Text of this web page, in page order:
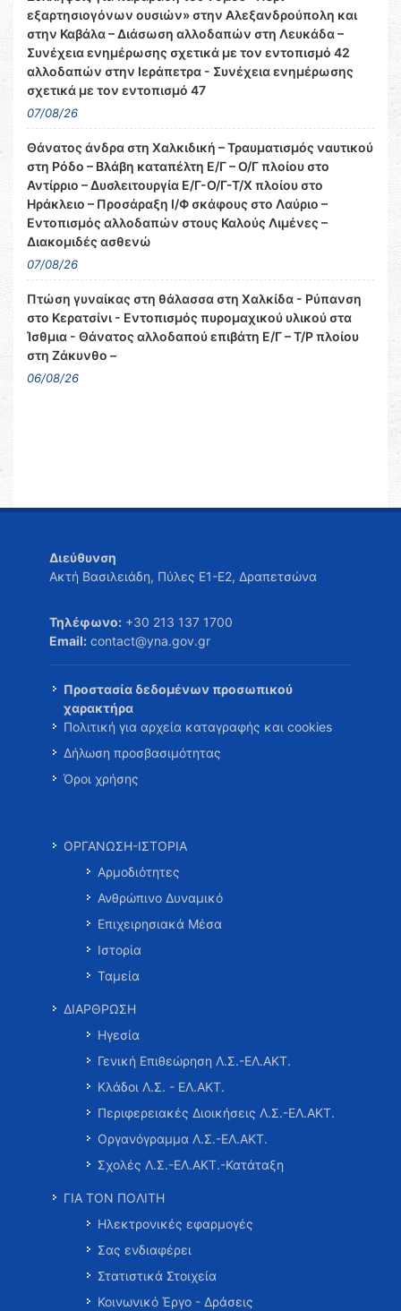
εξαρτησιογόνων ουσιών» στην Αλεξανδρούπολη και
στην Καβάλα – Διάσωση αλλοδαπών στη Λευκάδα –
Συνέχεια ενημέρωσης σχετικά με τον εντοπισμό 42
αλλοδαπών στην Ιεράπετρα - Συνέχεια ενημέρωσης
σχετικά με τον εντοπισμό 47
07/08/26
Θάνατος άνδρα στη Χαλκιδική – Τραυματισμός ναυτικού
στη Ρόδο – Βλάβη καταπέλτη Ε/Γ – Ο/Γ πλοίου στο
Αντίρριο – Δυσλειτουργία Ε/Γ-Ο/Γ-Τ/Χ πλοίου στο
Ηράκλειο – Προσάραξη Ι/Φ σκάφους στο Λαύριο –
Εντοπισμός αλλοδαπών στους Καλούς Λιμένες –
Διακομιδές ασθενώ
07/08/26
Πτώση γυναίκας στη θάλασσα στη Χαλκίδα - Ρύπανση
στο Κερατσίνι - Εντοπισμός πυρομαχικού υλικού στα
Ίσθμια - Θάνατος αλλοδαπού επιβάτη Ε/Γ – Τ/Ρ πλοίου
στη Ζάκυνθο –
06/08/26
Διεύθυνση
Ακτή Βασιλειάδη, Πύλες Ε1-Ε2, Δραπετσώνα
Τηλέφωνο: +30 213 137 1700
Email: contact@yna.gov.gr
Προστασία δεδομένων προσωπικού
χαρακτήρα
Πολιτική για αρχεία καταγραφής και cookies
Δήλωση προσβασιμότητας
Όροι χρήσης
ΟΡΓΑΝΩΣΗ-ΙΣΤΟΡΙΑ
Αρμοδιότητες
Ανθρώπινο Δυναμικό
Επιχειρησιακά Μέσα
Ιστορία
Ταμεία
ΔΙΑΡΘΡΩΣΗ
Ηγεσία
Γενική Επιθεώρηση Λ.Σ.-ΕΛ.ΑΚΤ.
Κλάδοι Λ.Σ. - ΕΛ.ΑΚΤ.
Περιφερειακές Διοικήσεις Λ.Σ.-ΕΛ.ΑΚΤ.
Οργανόγραμμα Λ.Σ.-ΕΛ.ΑΚΤ.
Σχολές Λ.Σ.-ΕΛ.ΑΚΤ.-Κατάταξη
ΓΙΑ ΤΟΝ ΠΟΛΙΤΗ
Ηλεκτρονικές εφαρμογές
Σας ενδιαφέρει
Στατιστικά Στοιχεία
Κοινωνικό Έργο - Δράσεις